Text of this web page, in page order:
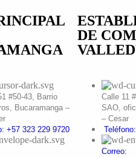
#50-43, Barrio
Bucaramanga –
+57 323 229 9720
DE
Calle 11
SAO,
– Cesar
Correo: